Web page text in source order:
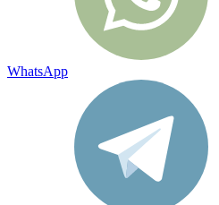
WhatsApp